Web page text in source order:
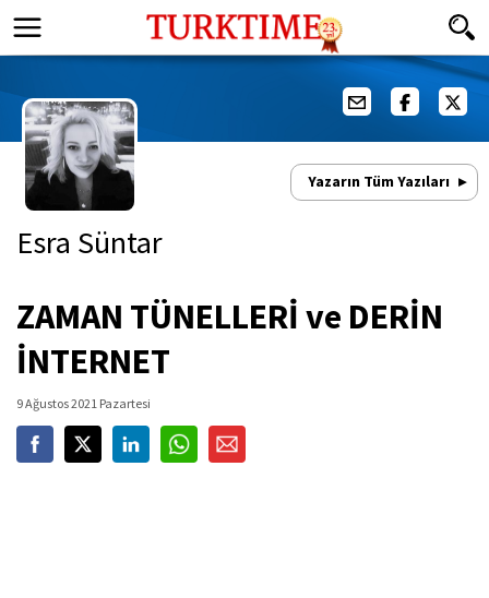
Yazarın Tüm Yazıları
Esra Süntar
ZAMAN TÜNELLERİ ve DERİN
İNTERNET
9 Ağustos 2021 Pazartesi